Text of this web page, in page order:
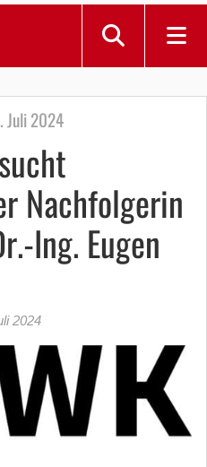
Juli 2024
Nachfolgerin
Ing. Eugen
2024